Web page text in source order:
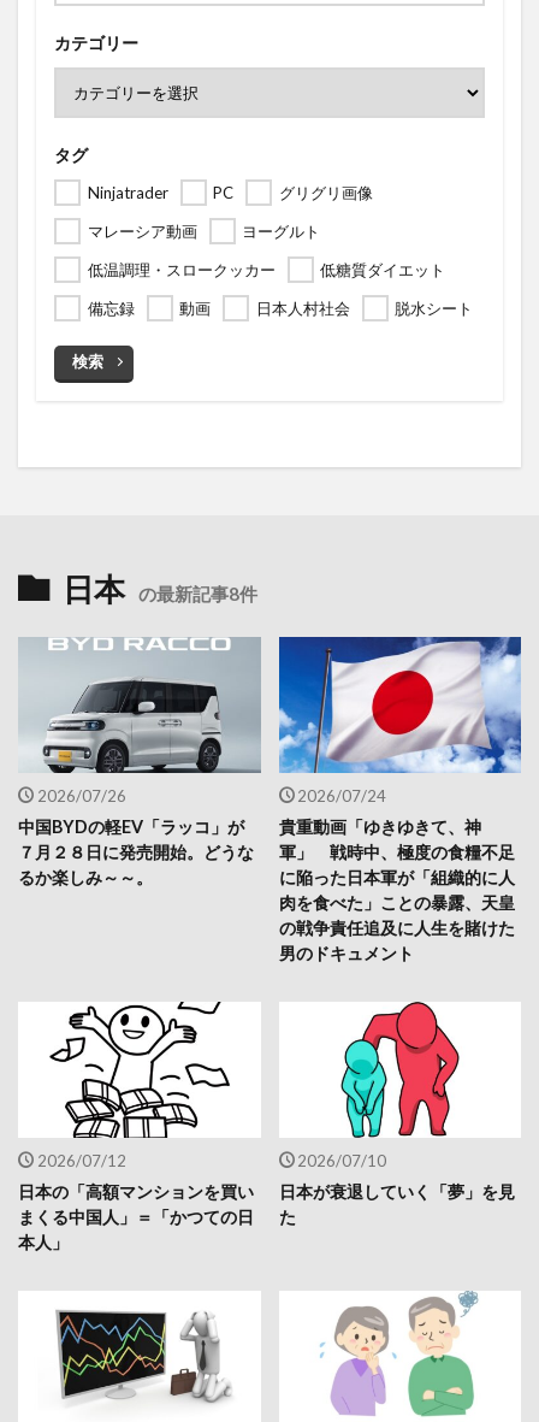
カテゴリー
タグ
Ninjatrader PC
グリグリ画像
マレーシア動画
ヨーグルト
低温調理・スロークッカー
低糖質ダイエット
備忘録
動画 日本人村社会 脱水シート
検索
日本 の最新記事8件
2026/07/26
中国BYDの軽EV「ラッコ」が
７月２８日に発売開始。どうな
るか楽しみ～～。
2026/07/24
貴重動画「ゆきゆきて、神
軍」 戦時中、極度の食糧不足
に陥った日本軍が「組織的に人
肉を食べた」ことの暴露、天皇
の戦争責任追及に人生を賭けた
男のドキュメント
2026/07/12
日本の「高額マンションを買い
まくる中国人」＝「かつての日
本人」
2026/07/10
日本が衰退していく「夢」を見
た